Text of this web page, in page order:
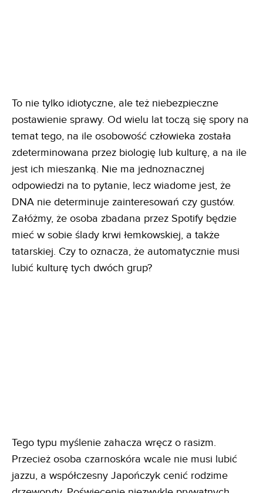
To nie tylko idiotyczne, ale też niebezpieczne
postawienie sprawy. Od wielu lat toczą się spory na
temat tego, na ile osobowość człowieka została
zdeterminowana przez biologię lub kulturę, a na ile
jest ich mieszanką. Nie ma jednoznacznej
odpowiedzi na to pytanie, lecz wiadome jest, że
DNA nie determinuje zainteresowań czy gustów.
Załóżmy, że osoba zbadana przez Spotify będzie
mieć w sobie ślady krwi łemkowskiej, a także
tatarskiej. Czy to oznacza, że automatycznie musi
lubić kulturę tych dwóch grup?
Tego typu myślenie zahacza wręcz o rasizm.
Przecież osoba czarnoskóra wcale nie musi lubić
jazzu, a współczesny Japończyk cenić rodzime